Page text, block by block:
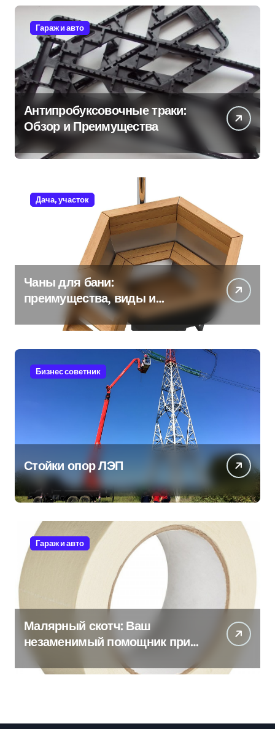
Гараж и авто
Антипробуксовочные траки:
Обзор и Преимущества
Дача, участок
Чаны для бани:
преимущества, виды и
особенности использования
Бизнес советник
Стойки опор ЛЭП
Гараж и авто
Малярный скотч: Ваш
незаменимый помощник при